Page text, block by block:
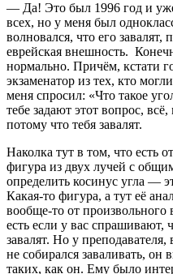
— Да! Это был 1996 год и
всех, но у меня был
волновался, что его завалят,
еврейская внешность.
нормально. Причём, кстати
экзаменатор из тех, кто
меня спросил: «Что такое
тебе задают этот вопрос,
потому что тебя завалят.
Наколка тут в том, что есть
фигура из двух лучей с
определить косинус угла —
Какая-то фигура, а тут её
вообще-то от произвольного
есть если у вас спрашивают,
завалят. Но у
не собирался заваливать, он
таких, как он. Ему было